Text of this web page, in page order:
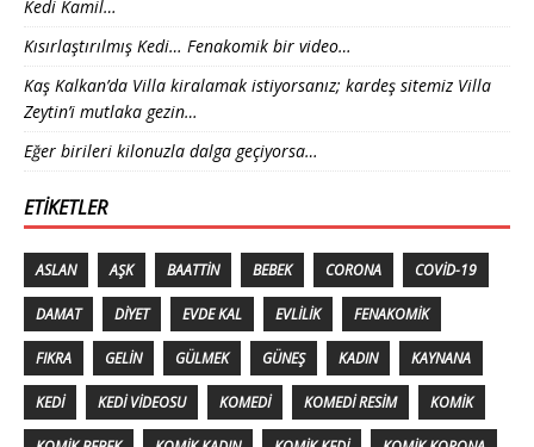
Kedi Kamil…
Kısırlaştırılmış Kedi… Fenakomik bir video…
Kaş Kalkan’da Villa kiralamak istiyorsanız; kardeş sitemiz Villa
Zeytin’i mutlaka gezin…
Eğer birileri kilonuzla dalga geçiyorsa…
ETIKETLER
ASLAN AŞK BAATTIN BEBEK CORONA COVID-19
DAMAT DIYET EVDE KAL EVLILIK FENAKOMIK
FIKRA GELIN GÜLMEK GÜNEŞ KADIN KAYNANA
KEDI KEDI VIDEOSU KOMEDI KOMEDI RESIM KOMIK